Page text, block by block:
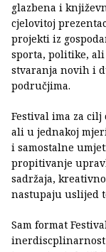
glazbena i
cjelovitoj
projekti iz
sporta, politike,
stvaranja novih i
područjima.
Festival ima za
ali u jednakoj
i samostalne
propitivanje
sadržaja,
nastupaju uslijed
Sam format